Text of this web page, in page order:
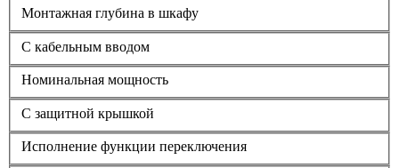
Монтажная глубина в шкафу
С кабельным вводом
Номинальная мощность
С защитной крышкой
Исполнение функции переключения